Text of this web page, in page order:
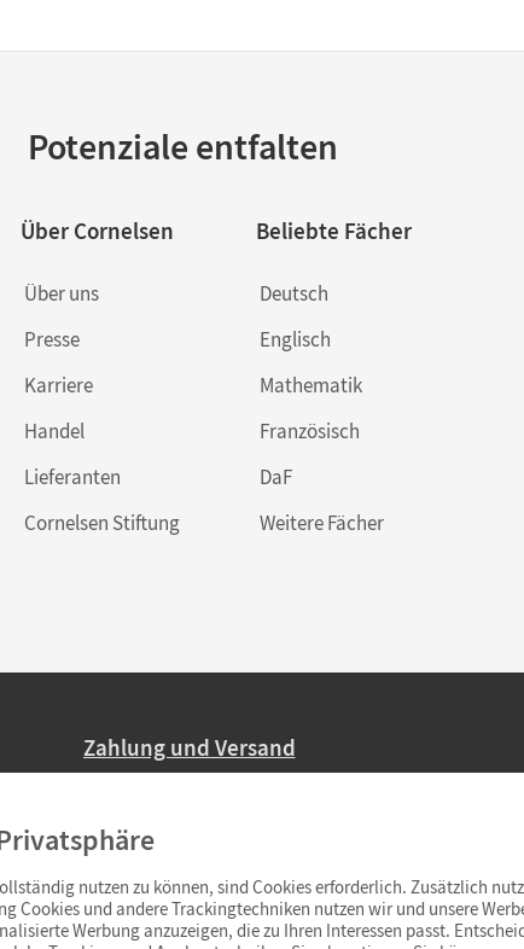
Potenziale entfalten
Über Cornelsen
Über uns
Presse
Karriere
Handel
Lieferanten
Cornelsen Stiftung
Beliebte Fächer
Deutsch
Englisch
Mathematik
Französisch
DaF
Weitere Fächer
Zahlung und Versand
Ab 59,– EUR Bestellwert liefern wir
(Lieferung in 3–6 Tagen).
nutzen zu können, sind Cookies erforderlich. Zusätzlich
Cookies und andere Trackingtechniken nutzen wir und unsere
Werbung anzuzeigen, die zu Ihren Interessen passt.